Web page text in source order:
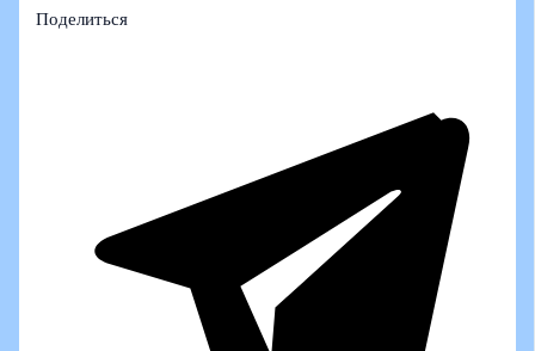
Поделиться